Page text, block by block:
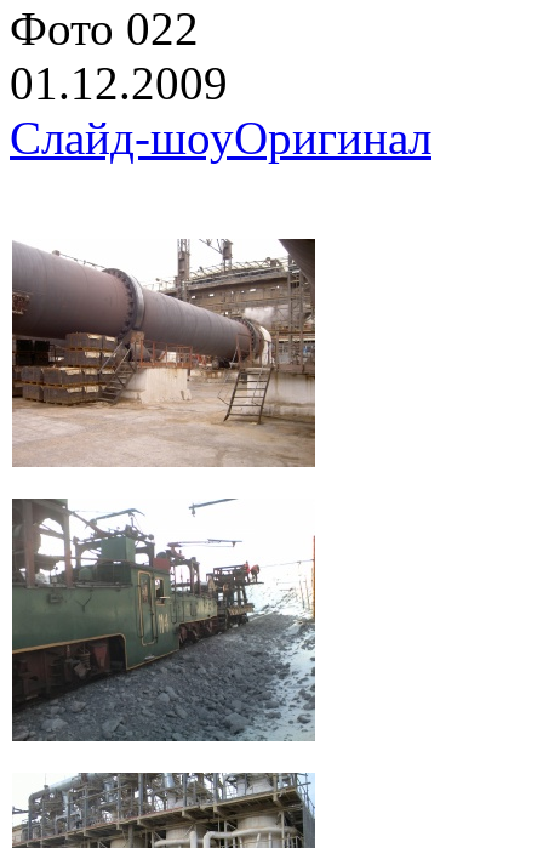
Фото 022
01.12.2009
Слайд-шоуОригинал